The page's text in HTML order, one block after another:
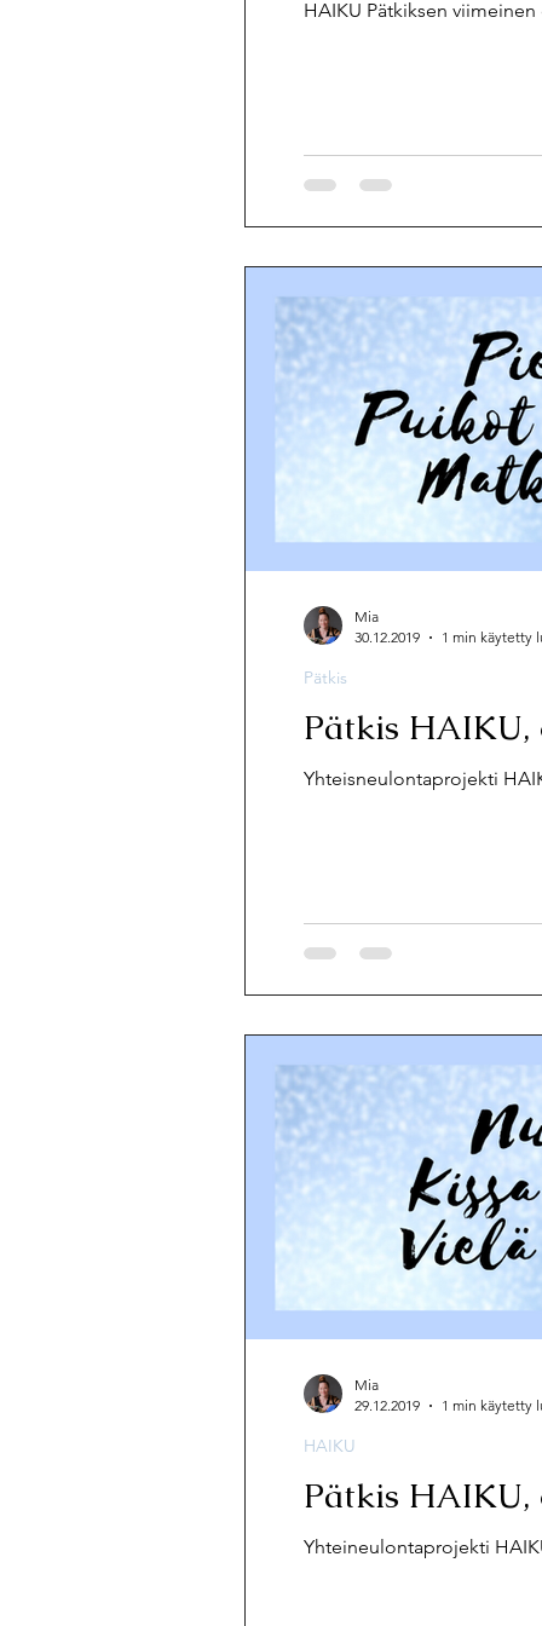
HAIKU Pätkiksen viimeinen
Pätkis HAIKU,
Yhteisneulontaprojekti
Pätkis
Mia
30.12.2019
1 min käytetty
Pätkis HAIKU,
Yhteineulontaprojekti
HAIKU
Mia
29.12.2019
1 min käytetty